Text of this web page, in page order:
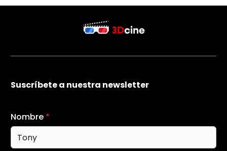
Suscríbete a nuestra newsletter
Nombre *